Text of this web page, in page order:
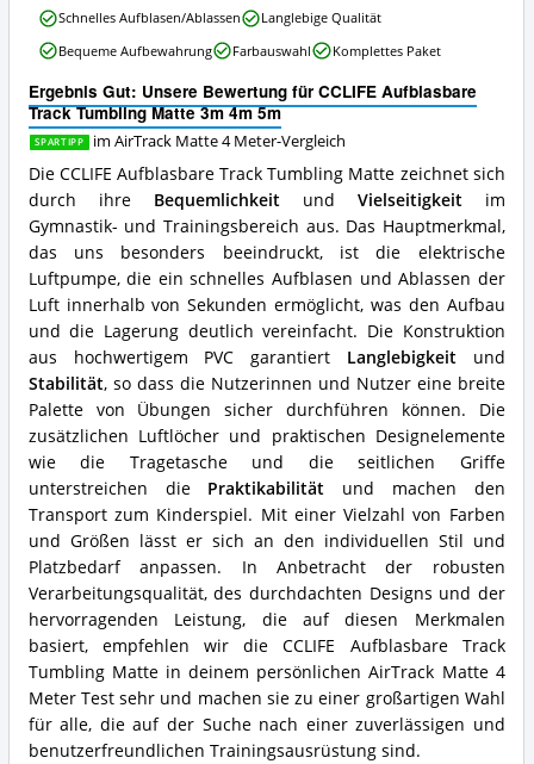
diese
AirTrack
Matte
4
Meter
erhältlich?
Ergebnis Gut: Unsere Bewertung für CCLIFE Aufblasbare
Track Tumbling Matte 3m 4m 5m
SPARTIPP im AirTrack Matte 4 Meter-Vergleich
Die CCLIFE Aufblasbare Track Tumbling Matte zeichnet sich
durch ihre Bequemlichkeitund Vielseitigkeitim
Gymnastik- und Trainingsbereich aus. Das Hauptmerkmal,
das uns besonders beeindruckt, ist die elektrische
Luftpumpe, die ein schnelles Aufblasen und Ablassen der
Luft innerhalb von Sekunden ermöglicht, was den Aufbau
und die Lagerung deutlich vereinfacht. Die Konstruktion
aus hochwertigem PVC garantiert Langlebigkeitund
Stabilität, so dass die Nutzerinnen und Nutzer eine breite
Palette von Übungen sicher durchführen können. Die
zusätzlichen Luftlöcher und praktischen Designelemente
wie die Tragetasche und die seitlichen Griffe
unterstreichen die Praktikabilität und machen den
Transport zum Kinderspiel. Mit einer Vielzahl von Farben
und Größen lässt er sich an den individuellen Stil und
Platzbedarf anpassen. In Anbetracht der robusten
Verarbeitungsqualität, des durchdachten Designs und der
hervorragenden Leistung, die auf diesen Merkmalen
basiert, empfehlen wir die CCLIFE Aufblasbare Track
Tumbling Matte in deinem persönlichen AirTrack Matte 4
Meter Test sehr und machen sie zu einer großartigen Wahl
für alle, die auf der Suche nach einer zuverlässigen und
benutzerfreundlichen Trainingsausrüstung sind.
CCLIFE
Aufblasbare
Track
Matte
3m
4m
5m
Vorteile:
Was
spricht
für
diese
AirTrack
Matte
4
Meter?
Schnelles Aufblasen/Ablassen
Langlebige Qualität
Bequeme Aufbewahrung
Farbauswahl Komplettes Paket